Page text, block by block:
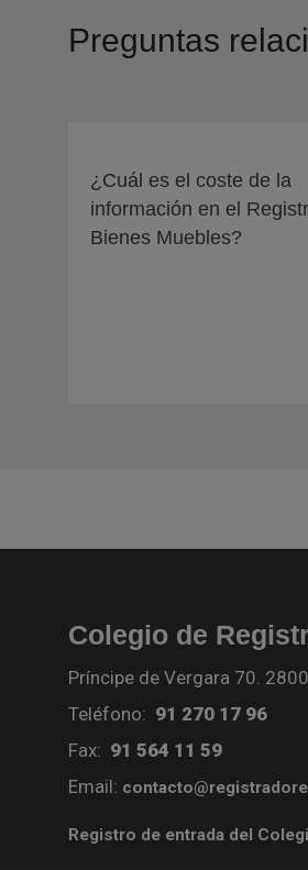
Preguntas
¿Cuál es el coste de la
información en el
Bienes Muebles?
Colegio de
Príncipe de Vergara 70.
Teléfono: 91 270 17 96
Fax: 91 564 11 59
Email:
Registro de entrada del